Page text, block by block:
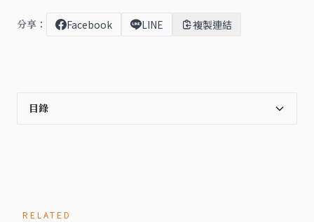
分享： Facebook LINE 複製連結
目錄
RELATED